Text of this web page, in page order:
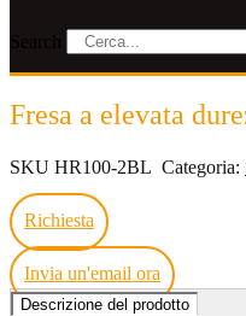
Fresa a elevata
SKU HR100-2BL Categoria:
Richiesta
Invia un'email ora
Descrizione del prodotto